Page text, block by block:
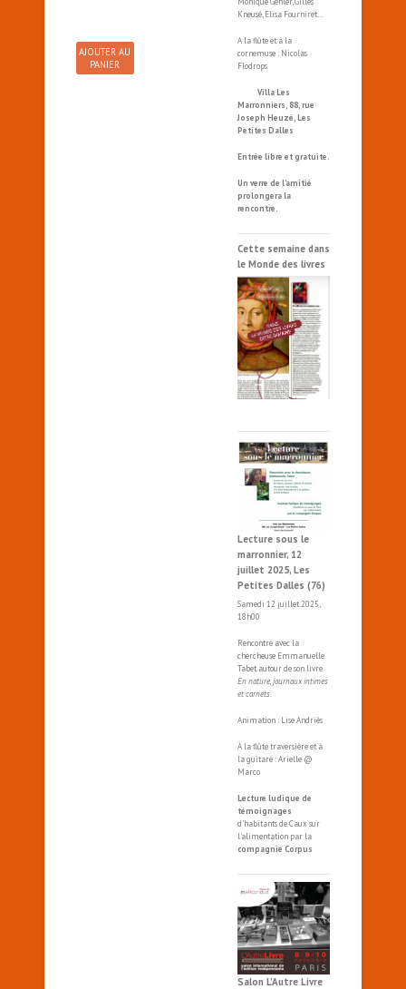
AJOUTER AU
PANIER
Kneusé, Elisa Fourniret…
A la flûte et à la
cornemuse : Nicolas
Flodrops
Villa Les
Marronniers, 88, rue
Joseph Heuzé, Les
Petites Dalles
Entrée libre et gratuite.
Un verre de l’amitié
prolongera la
rencontre.
Cette semaine dans
le Monde des livres
Lecture sous le
marronnier, 12
juillet 2025, Les
Petites Dalles (76)
Samedi 12 juillet 2025,
18h00
Rencontre avec la
chercheuse Emmanuelle
Tabet autour de son livre
En nature, journaux intimes
et carnets
Animation : Lise Andriès
À la flûte traversière et à
la guitare : Arielle @
Marco
Lecture ludique de
témoignages
d'habitants de Caux sur
l'alimentation par la
compagnie Corpus
Salon L’Autre Livre